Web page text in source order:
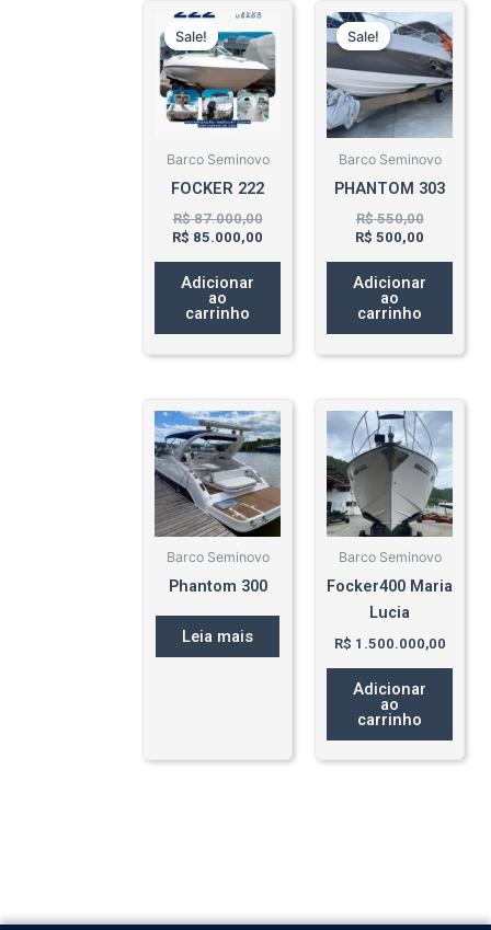
Sale!
Sale!
Barco Seminovo
FOCKER 222
R$87.000,00
preço
original
era:
R$ 87.000,00.
R$ 85.000,00
preço
atual
é:
R$ 85.000,00.
Adicionar
ao
carrinho
Sale!
Sale!
Barco Seminovo
PHANTOM 303
R$550,00
O
preço
original
era:
R$
R$ 500,00
O
preço
atual
é:
R$
Adicionar
ao
carrinho
Barco Seminovo
Phantom 300
Leia mais
Barco Seminovo
Focker400 Maria
Lucia
R$ 1.500.000,00
Adicionar
ao
carrinho